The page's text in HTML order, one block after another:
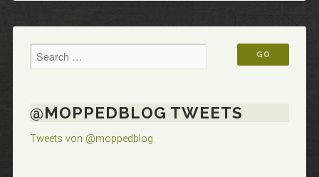
@MOPPEDBLOG TWEETS
Tweets von @moppedblog